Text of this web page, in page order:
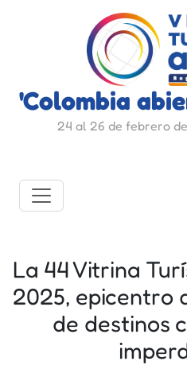
'Colombia
24 al 26 de febrero
La 44 Vitrina
2025, epicentro
de destinos